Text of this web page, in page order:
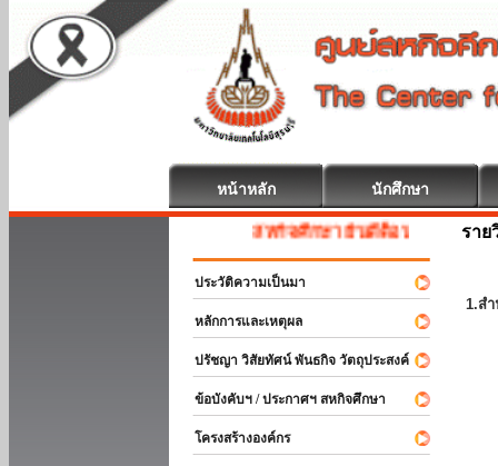
หน้าหลัก นักศึกษา
สหกิจศึกษา ยินดีต้อนรับ
ประวัติความเป็นมา
หลักการและเหตุผล
ปรัชญา วิสัยทัศน์ พันธกิจ วัตถุประสงค์
ข้อบังคับฯ / ประกาศฯ สหกิจศึกษา
โครงสร้างองค์กร
ราย
1.ส